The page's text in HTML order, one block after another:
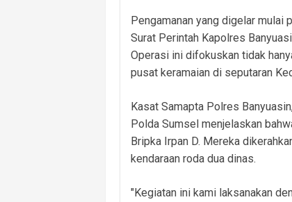
Pengamanan yang digelar mulai
Surat Perintah Kapolres
Operasi ini difokuskan tidak
pusat keramaian di seputaran
Kasat Samapta Polres
Polda Sumsel menjelaskan
Bripka Irpan D. Mereka
kendaraan roda dua dinas.
"Kegiatan ini kami laksanakan